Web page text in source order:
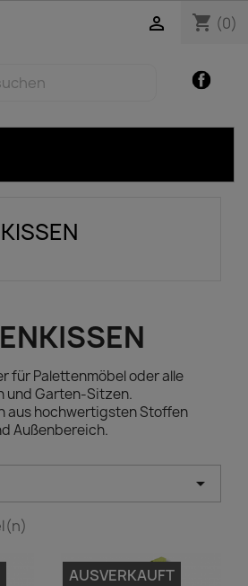
shopping_cart (0)

für Palettenmöbel oder alle
und Garten-Sitzen.
aus hochwertigsten Stoffen
Außenbereich.

AUSVERKAUFT